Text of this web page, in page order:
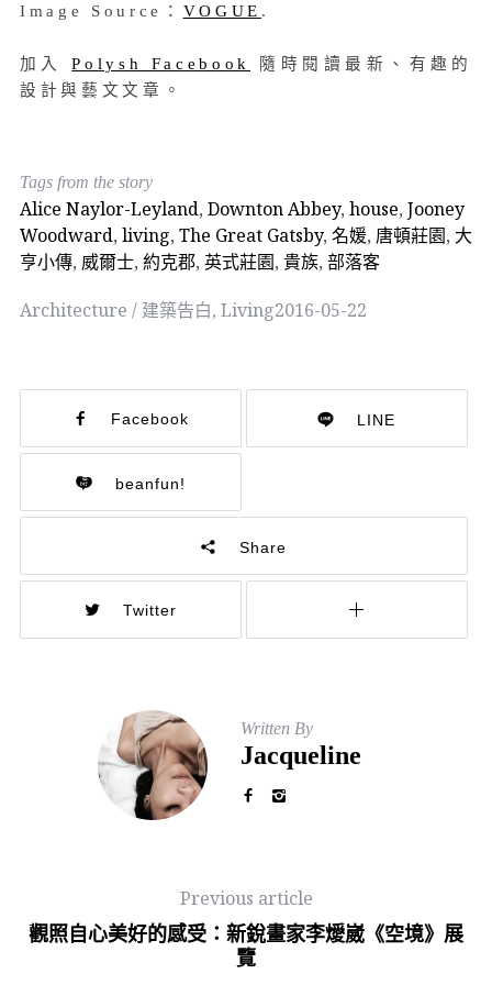
Image Source： VOGUE .
加入Polysh Facebook
隨時閱讀最新、有趣的
設計與藝文文章。
Tags from the story
Alice Naylor-Leyland, Downton Abbey, house, Jooney
Woodward, living, The Great Gatsby, 名媛, 唐頓莊園, 大
亨小傳, 威爾士, 約克郡, 英式莊園, 貴族, 部落客
Architecture / 建築告白, Living2016-05-22
Facebook LINE
beanfun!
Share
Twitter
Written By
Jacqueline
Previous article
觀照自心美好的感受：新銳畫家李燰崴《空境》展
覽